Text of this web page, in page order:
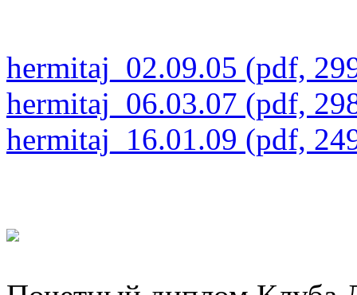
hermitaj_02.09.05 (pdf,
hermitaj_06.03.07 (pdf,
hermitaj_16.01.09 (pdf,